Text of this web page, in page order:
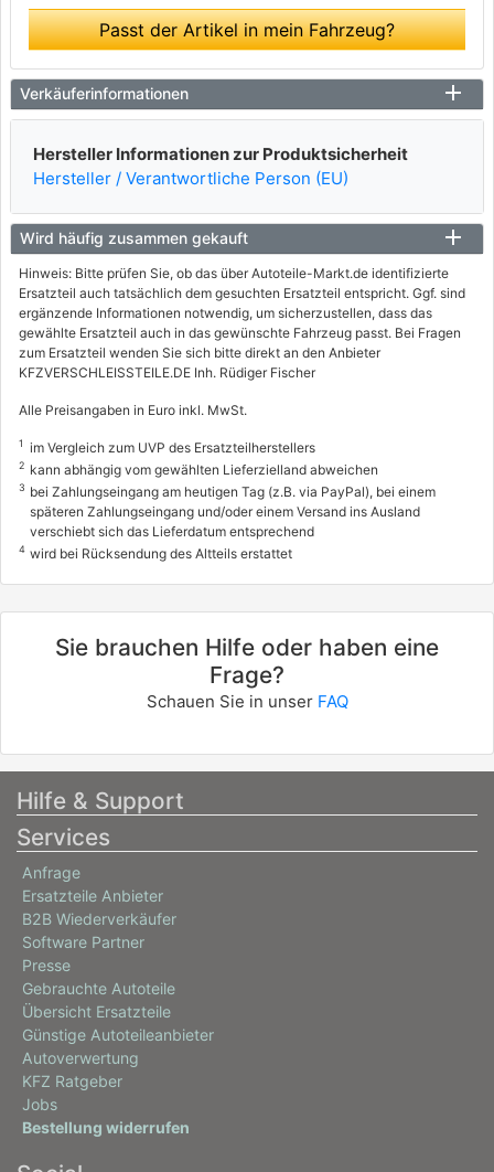
Passt der Artikel in mein Fahrzeug?
Verkäuferinformationen
Hersteller Informationen zur Produktsicherheit
Hersteller / Verantwortliche Person (EU)
Wird häufig zusammen gekauft
Hinweis: Bitte prüfen Sie, ob das über Autoteile-Markt.de identifizierte
Ersatzteil auch tatsächlich dem gesuchten Ersatzteil entspricht. Ggf. sind
ergänzende Informationen notwendig, um sicherzustellen, dass das
gewählte Ersatzteil auch in das gewünschte Fahrzeug passt. Bei Fragen
zum Ersatzteil wenden Sie sich bitte direkt an den Anbieter
KFZVERSCHLEISSTEILE.DE Inh. Rüdiger Fischer
Alle Preisangaben in Euro inkl. MwSt.
1 im Vergleich zum UVP des Ersatzteilherstellers
2 kann abhängig vom gewählten Lieferzielland abweichen
3 bei Zahlungseingang am heutigen Tag (z.B. via PayPal), bei einem
späteren Zahlungseingang und/oder einem Versand ins Ausland
verschiebt sich das Lieferdatum entsprechend
4 wird bei Rücksendung des Altteils erstattet
Sie brauchen Hilfe oder haben eine
Frage?
Schauen Sie in unser FAQ
Hilfe & Support
Services
Anfrage
Ersatzteile Anbieter
B2B Wiederverkäufer
Software Partner
Presse
Gebrauchte Autoteile
Übersicht Ersatzteile
Günstige Autoteileanbieter
Autoverwertung
KFZ Ratgeber
Jobs
Bestellung widerrufen